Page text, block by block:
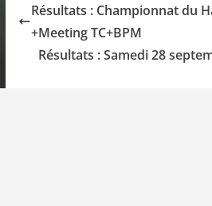
Résultats : Championnat du
+Meeting TC+BPM
Résultats : Samedi 28